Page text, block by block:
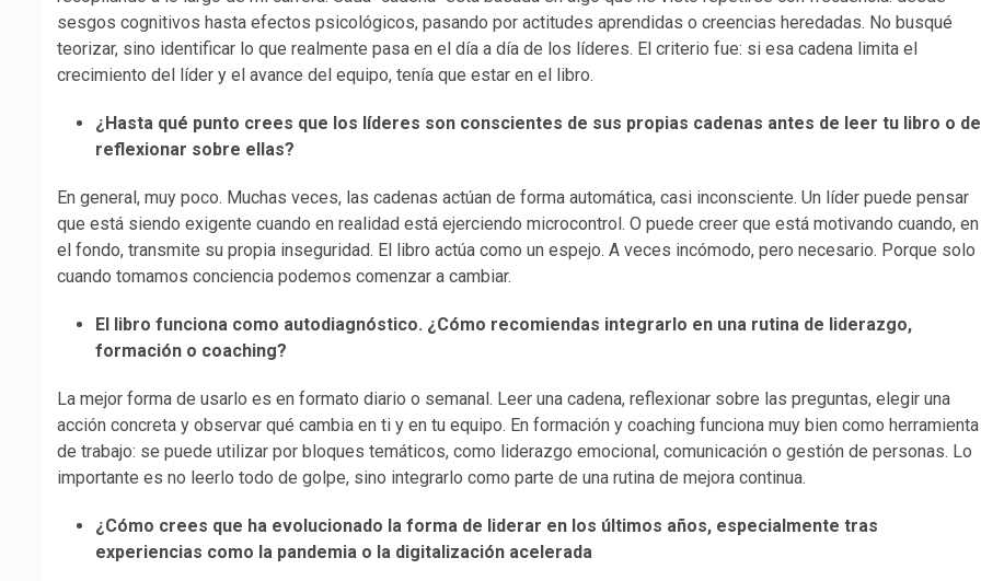
sesgos cognitivos hasta efectos psicológicos, pasando por actitudes aprendidas o creencias heredadas. No busqué
teorizar, sino identificar lo que realmente pasa en el día a día de los líderes. El criterio fue: si esa cadena limita el
crecimiento del líder y el avance del equipo, tenía que estar en el libro.
¿Hasta qué punto crees que los líderes son conscientes de sus propias cadenas antes de leer tu libro o de
reflexionar sobre ellas?
En general, muy poco. Muchas veces, las cadenas actúan de forma automática, casi inconsciente. Un líder puede pensar
que está siendo exigente cuando en realidad está ejerciendo microcontrol. O puede creer que está motivando cuando, en
el fondo, transmite su propia inseguridad. El libro actúa como un espejo. A veces incómodo, pero necesario. Porque solo
cuando tomamos conciencia podemos comenzar a cambiar.
El libro funciona como autodiagnóstico. ¿Cómo recomiendas integrarlo en una rutina de liderazgo,
formación o coaching?
La mejor forma de usarlo es en formato diario o semanal. Leer una cadena, reflexionar sobre las preguntas, elegir una
acción concreta y observar qué cambia en ti y en tu equipo. En formación y coaching funciona muy bien como herramienta
de trabajo: se puede utilizar por bloques temáticos, como liderazgo emocional, comunicación o gestión de personas. Lo
importante es no leerlo todo de golpe, sino integrarlo como parte de una rutina de mejora continua.
¿Cómo crees que ha evolucionado la forma de liderar en los últimos años, especialmente tras
experiencias como la pandemia o la digitalización acelerada